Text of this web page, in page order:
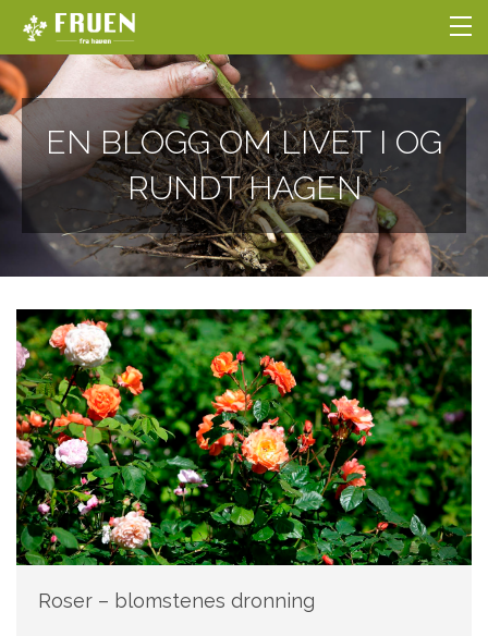
NETTBUTIKKEN
BLOGG
HOBBYGARTNERSKOLEN
OM OSS
EN BLOGG OM LIVET I OG
RUNDT HAGEN
Roser – blomstenes dronning